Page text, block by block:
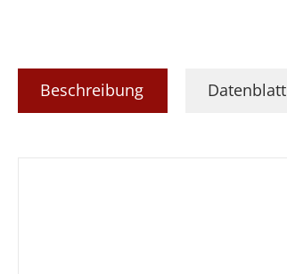
Beschreibung Datenblatt